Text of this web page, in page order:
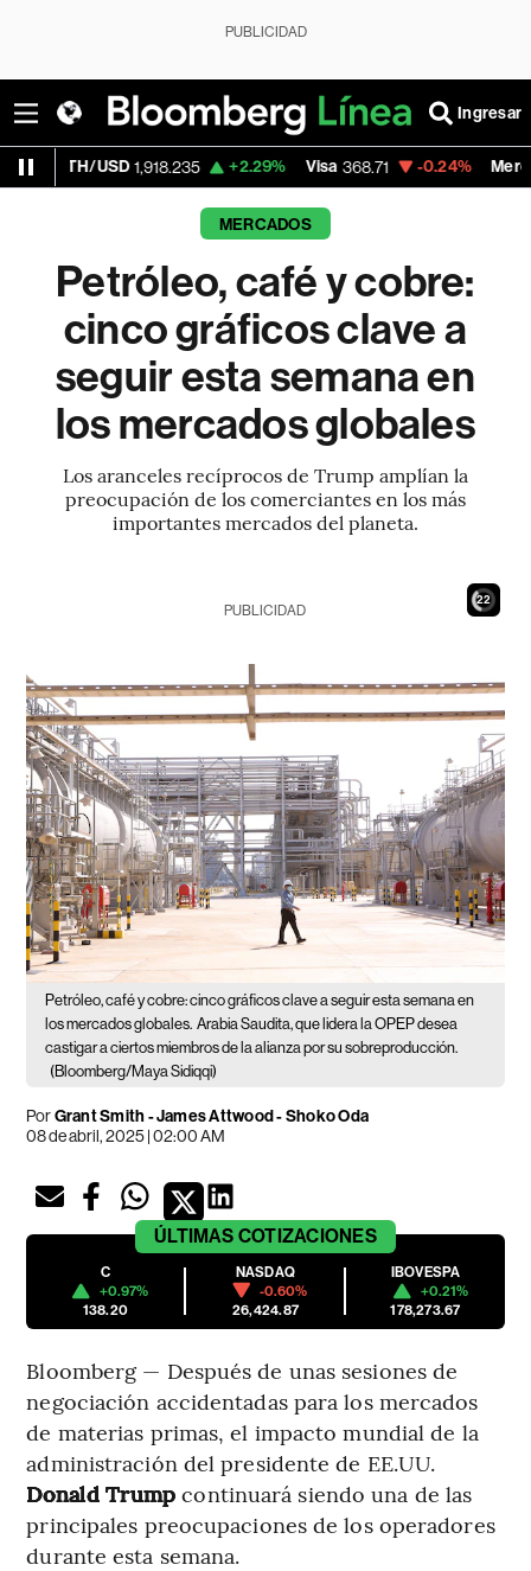
PUBLICIDAD
Ingresar
+2.29% Visa 368.71 -0.24% MercadoLibre
MERCADOS
Petróleo, café y cobre:
cinco gráficos clave a
seguir esta semana en
los mercados globales
Los aranceles recíprocos de Trump amplían la
preocupación de los comerciantes en los más
importantes mercados del planeta.
20
PUBLICIDAD
Petróleo, café y cobre: cinco gráficos clave a seguir esta semana en
los mercados globales. Arabia Saudita, que lidera la OPEP desea
castigar a ciertos miembros de la alianza por su sobreproducción.
(Bloomberg/Maya Sidiqqi)
PorGrant Smith - James Attwood - Shoko Oda
08 de abril, 2025 | 02:00 AM
ÚLTIMAS COTIZACIONES
C
+0.97%
138.20
NASDAQ
-0.60%
26,424.87
IBOVESPA
+0.21%
178,273.67
Bloomberg — Después de unas sesiones de
negociación accidentadas para los mercados
de materias primas, el impacto mundial de la
administración del presidente de EE.UU.
Donald Trump continuará siendo una de las
principales preocupaciones de los operadores
durante esta semana.